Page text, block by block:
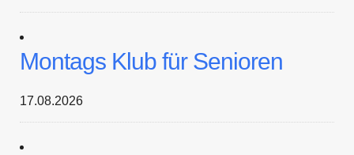
Montags Klub für Senioren
17.08.2026